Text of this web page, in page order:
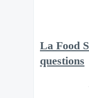
La Food
questions